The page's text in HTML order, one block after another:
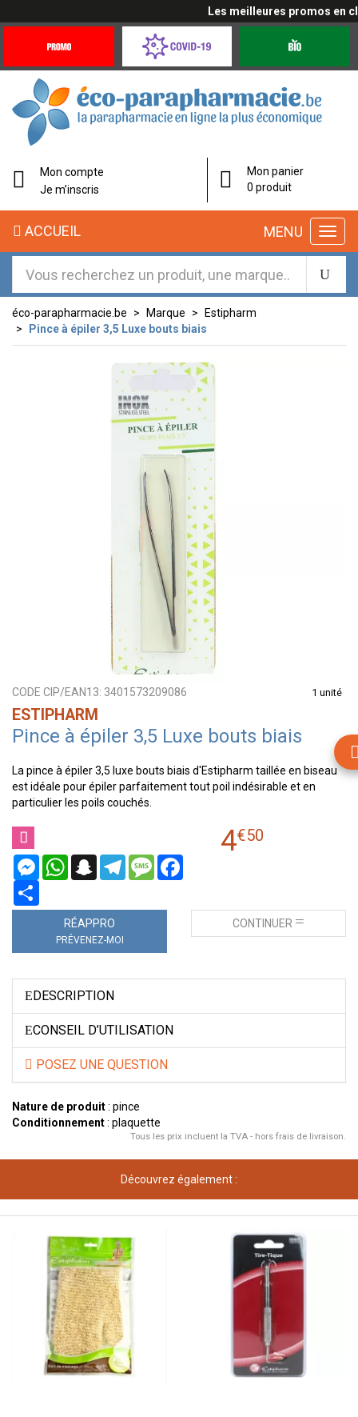
Les meilleures promos en
Offres
Coronavirus
éco-
parapharmacie.fr
éco-
parapharmacie.fr
Mon compte
Je m’inscris
Mon panier
0 produit
MENU
ACCUEIL
éco-parapharmacie.be Marque
Estipharm
Pince à épiler 3,5 Luxe bouts biais
CODE CIP/EAN13: 3401573209086 1 unité
ESTIPHARM
Pince à épiler 3,5 Luxe bouts biais
La pince à épiler 3,5 luxe bouts biais d'Estipharm taillée en biseau
est idéale pour épiler parfaitement tout poil indésirable et en
particulier les poils couchés.
MessengerWhatsAppSnapchatTelegramMessage
4€50
RÉAPPRO
PRÉVENEZ-MOI
CONTINUER
DESCRIPTION
CONSEIL D’UTILISATION
POSEZ UNE QUESTION
Nature de produit: pince
Conditionnement: plaquette
Tous les prix incluent la TVA - hors frais de livraison.
Découvrez également :